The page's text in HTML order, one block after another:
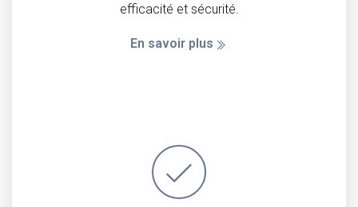
efficacité et sécurité.
En savoir plus